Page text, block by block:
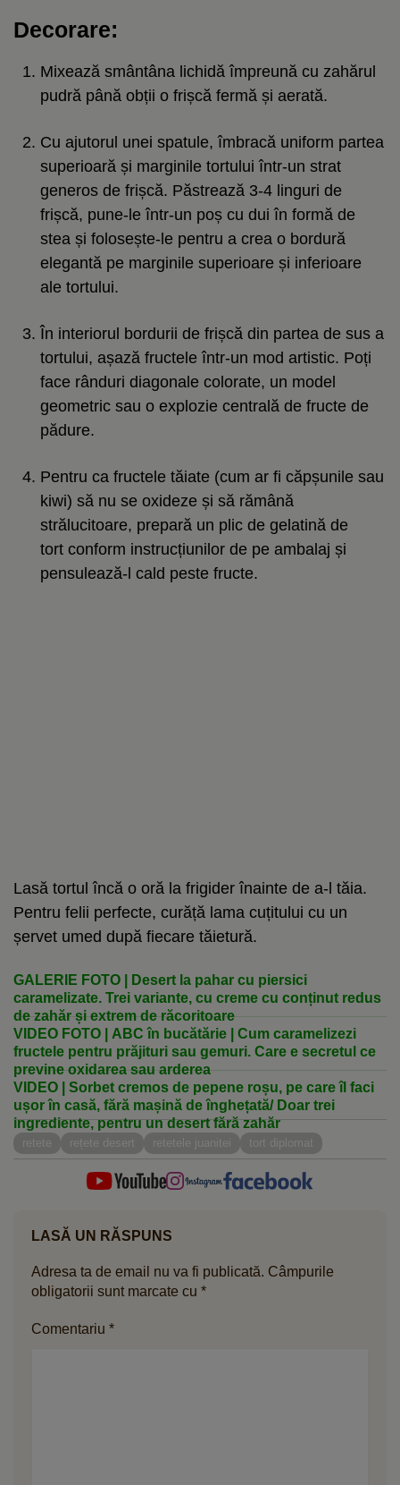
Decorare:
Mixează smântâna lichidă împreună cu zahărul
pudră până obții o frișcă fermă și aerată.
Cu ajutorul unei spatule, îmbracă uniform partea
superioară și marginile tortului într-un strat
generos de frișcă. Păstrează 3-4 linguri de
frișcă, pune-le într-un poș cu dui în formă de
stea și folosește-le pentru a crea o bordură
elegantă pe marginile superioare și inferioare
ale tortului.
În interiorul bordurii de frișcă din partea de sus a
tortului, așază fructele într-un mod artistic. Poți
face rânduri diagonale colorate, un model
geometric sau o explozie centrală de fructe de
pădure.
Pentru ca fructele tăiate (cum ar fi căpșunile sau
kiwi) să nu se oxideze și să rămână
strălucitoare, prepară un plic de gelatină de
tort conform instrucțiunilor de pe ambalaj și
pensulează-l cald peste fructe.
Lasă tortul încă o oră la frigider înainte de a-l tăia.
Pentru felii perfecte, curăță lama cuțitului cu un
șervet umed după fiecare tăietură.
GALERIE FOTO | Desert la pahar cu piersici
caramelizate. Trei variante, cu creme cu conținut redus
de zahăr și extrem de răcoritoare
VIDEO FOTO | ABC în bucătărie | Cum caramelizezi
fructele pentru prăjituri sau gemuri. Care e secretul ce
previne oxidarea sau arderea
VIDEO | Sorbet cremos de pepene roșu, pe care îl faci
ușor în casă, fără mașină de înghețată/ Doar trei
ingrediente, pentru un desert fără zahăr
retete rețete desert retetele juanitei tort diplomat
LASĂ UN RĂSPUNS
Adresa ta de email nu va fi publicată. Câmpurile
obligatorii sunt marcate cu *
Comentariu *